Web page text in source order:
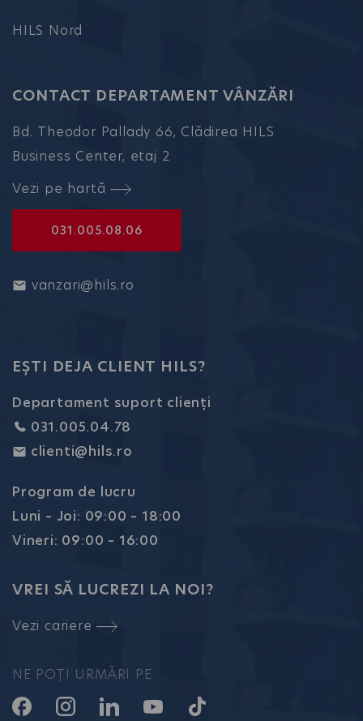
HILS Nord
CONTACT DEPARTAMENT VÂNZĂRI
Bd. Theodor Pallady 66, Clădirea HILS
Business Center, etaj 2
Vezi pe hartă
031.005.08.06
vanzari@hils.ro
EȘTI DEJA CLIENT HILS?
Departament suport clienți
031.005.04.78
clienti@hils.ro
Program de lucru
Luni – Joi: 09:00 – 18:00
Vineri: 09:00 – 16:00
VREI SĂ LUCREZI LA NOI?
Vezi cariere
NE POȚI URMĂRI PE